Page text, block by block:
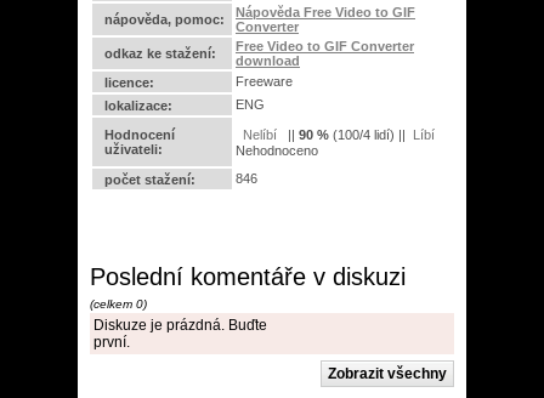
nápověda, pomoc:
Nápověda Free Video to GIF
Converter
odkaz ke stažení:
Free Video to GIF Converter
download
licence:
Freeware
lokalizace:
ENG
Hodnocení
uživateli:
|| 90 % (100/4 lidí) ||
Nehodnoceno
počet stažení:
846
Poslední komentáře v diskuzi
(celkem 0)
Diskuze je prázdná. Buďte
první.